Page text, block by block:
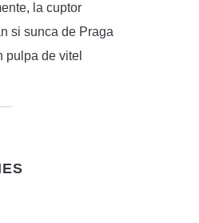
la cuptor
si sunca de Praga
pulpa de vitel